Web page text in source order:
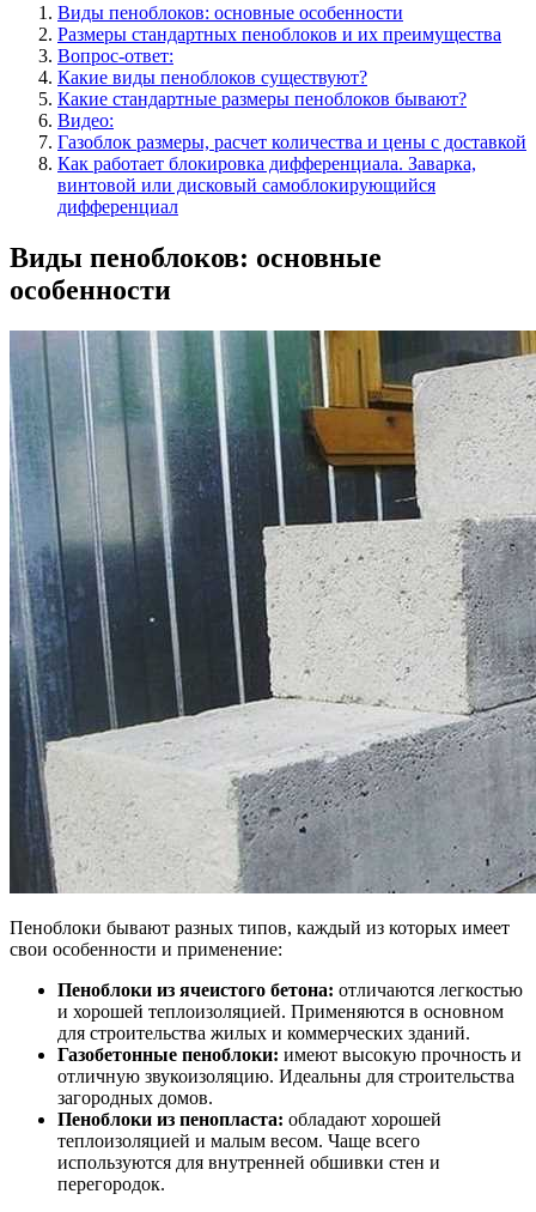
Виды пеноблоков: основные особенности
Размеры стандартных пеноблоков и их преимущества
Вопрос-ответ:
Какие виды пеноблоков существуют?
Какие стандартные размеры пеноблоков бывают?
Видео:
Газоблок размеры, расчет количества и цены с доставкой
Как работает блокировка дифференциала. Заварка,
винтовой или дисковый самоблокирующийся
дифференциал
Виды пеноблоков: основные
особенности
Пеноблоки бывают разных типов, каждый из которых имеет
свои особенности и применение:
Пеноблоки из ячеистого бетона: отличаются легкостью
и хорошей теплоизоляцией. Применяются в основном
для строительства жилых и коммерческих зданий.
Газобетонные пеноблоки: имеют высокую прочность и
отличную звукоизоляцию. Идеальны для строительства
загородных домов.
Пеноблоки из пенопласта: обладают хорошей
теплоизоляцией и малым весом. Чаще всего
используются для внутренней обшивки стен и
перегородок.